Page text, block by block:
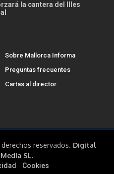
la cantera del Illes
Sobre Mallorca Informa
Preguntas frecuentes
Cartas al director
reservados. Digital
SL.
Cookies